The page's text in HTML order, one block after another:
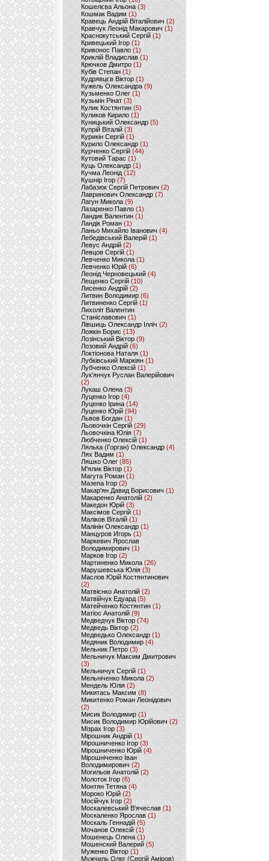
Кошелєва Альона(3)
Кошмак Вадим (1)
Кравець Андрій Віталійович (2)
Кравчук Леонід Макарович (1)
Краснокутський Сергій (1)
Кривецький Ігор (1)
Кривонос Павло (1)
Криклій Владислав (1)
Крючков Дмитро(1)
Кубів Степан(1)
Кудрявцєв Віктор (1)
Кужель Олександра (9)
Кузьменко Олег (1)
Кузьмін Рінат(3)
Кулик Костянтин(5)
Куликов Кирило (1)
Куницький Олександр (5)
Купрій Віталій (3)
Курикін Сергій(1)
Курило Олександр (1)
Курченко Сергій (44)
Кутовий Тарас (1)
Куць Олександр (1)
Кучма Леонід (12)
Кушнір Ігор(7)
Лабазюк Сергій Петрович (2)
Лавринович Олександр(7)
Лагун Микола(9)
Лазаренко Павло (1)
Ландик Валентин (1)
Ландік Роман (1)
Ланьо Михайло Іванович(4)
Лебедівський Валерій(1)
Левус Андрій(2)
Левцов Сергій (1)
Левченко Микола (1)
Левченко Юрій (6)
Леонід Черновецький (4)
Лещенко Сергій (10)
Лисенко Андрій (2)
Литвин Володимир (6)
Литвиненко Сергій (1)
Лихоліт Валентин
Станіславович (1)
Лівшиць Олександр Ілліч (2)
Ложкін Борис(13)
Лозінський Віктор(9)
Лозовий Андрій (6)
Локтіонова Наталя (1)
Лубківський Маркіян(1)
Лубченко Олексій (1)
Лук'янчук Руслан Валерійович
(2)
Лукаш Олена (3)
Луценко Ігор (4)
Луценко Ірина (14)
Луценко Юрій (94)
Львов Богдан (1)
Льовочкін Сергій (29)
Льовочкіна Юлія(7)
Любченко Олексій(1)
Лялька (Горган) Олександр(4)
Лях Вадим (1)
Ляшко Олег (85)
М'ялик Віктор(1)
Магута Роман(1)
Мазепа Ігор (2)
Макар'ян Давид Борисович(1)
Макаренко Анатолій (2)
Македон Юрій(3)
Максімов Сергій (1)
Маліков Віталій (1)
Малінін Олександр (1)
Манцуров Игорь (1)
Маркевич Ярослав
Володимирович (1)
Марков Ігор (2)
Мартиненко Микола (26)
Марушевська Юлія (3)
Маслов Юрій Костянтинович
(2)
Матвієнко Анатолій (2)
Матвійчук Едуард(5)
Матейченко Костянтин (1)
Матіос Анатолій (9)
Медведчук Віктор(74)
Медведь Віктор (2)
Медведько Олександр (1)
Медяник Володимир(4)
Мельник Петро (3)
Мельничук Максим Дмитрович
(3)
Мельничук Сергій (1)
Мельніченко Микола (2)
Мендель Юлія (2)
Микитась Максим (8)
Микитенко Роман Леонідович
(2)
Мисик Володимир (1)
Мисик Володимир Юрійович(2)
Мізрах Ігор(3)
Мірошник Андрій(1)
Мірошниченко Ігор (3)
Мірошниченко Юрій(4)
Мірошніченко Іван
Володимирович (2)
Могильов Анатолій (2)
Молоток Ігор (6)
Монтян Тетяна (4)
Мороко Юрій(2)
Мосійчук Ігор (2)
Москалевський В'ячеслав (1)
Москаленко Ярослав (1)
Москаль Геннадій (5)
Мочанов Олексій(1)
Мошенець Олена(1)
Мошенский Валерий (5)
Муженко Віктор (1)
Мужчиль Олег (Сергій Аміров)